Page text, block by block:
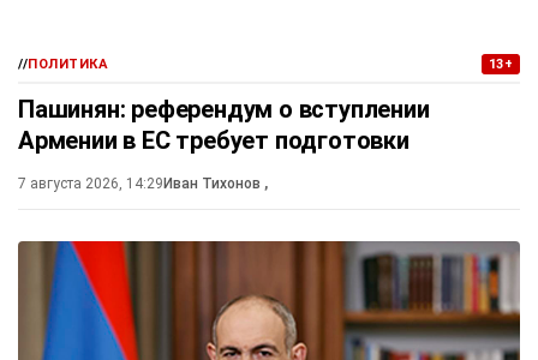
//ПОЛИТИКА 13+
Пашинян: референдум о вступлении
Армении в ЕС требует подготовки
7 августа 2026, 14:29 Иван Тихонов ,